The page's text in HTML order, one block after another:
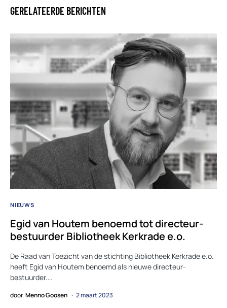
GERELATEERDE BERICHTEN
NIEUWS
Egid van Houtem benoemd tot directeur-
bestuurder Bibliotheek Kerkrade e.o.
De Raad van Toezicht van de stichting Bibliotheek Kerkrade e.o.
heeft Egid van Houtem benoemd als nieuwe directeur-
bestuurder.…
door Menno Goosen 2 maart 2023